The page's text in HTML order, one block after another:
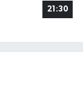
21:30